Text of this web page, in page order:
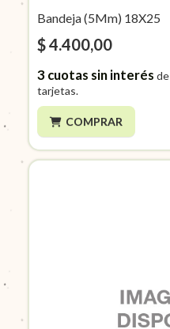
Bandeja (5Mm) 18X25
$ 4.400,00
3cuotas sin interés de
tarjetas.
COMPRAR